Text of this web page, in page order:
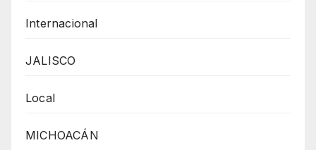
Internacional
JALISCO
Local
MICHOACÁN